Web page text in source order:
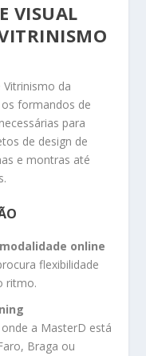
VISUAL
Vitrinismo da
formandos de
para
de design de
e montras até
modalidade online
flexibilidade
ritmo.
a MasterD está
Braga ou